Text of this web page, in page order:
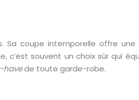
coupe intemporelle offre
c’est souvent un choix sûr qui
havede toute garde-robe.